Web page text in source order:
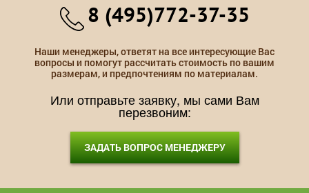
8 (495)772-37-35
Наши менеджеры, ответят на все интересующие Вас
вопросы и помогут рассчитать стоимость по вашим
размерам, и предпочтениям по материалам.
Или отправьте заявку, мы сами Вам
перезвоним:
ЗАДАТЬ ВОПРОС МЕНЕДЖЕРУ